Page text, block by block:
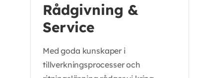
Rådgivning &
Service
Med goda kunskaper i
tillverkningsprocesser och